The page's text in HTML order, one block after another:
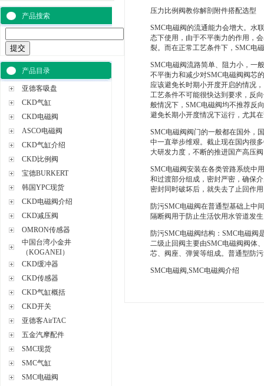
产品搜索
产品目录
亚德客吸盘
CKD气缸
CKD电磁阀
ASCO电磁阀
CKD气缸介绍
CKD比例阀
宝德BURKERT
韩国YPC现货
CKD电磁阀介绍
CKD减压阀
OMRON传感器
中国台湾小金井
（KOGANEI）
CKD缓冲器
CKD传感器
CKD气缸概括
CKD开关
亚德客AirTAC
五金汽摩配件
SMC现货
SMC气缸
SMC电磁阀
压力比例阀教你解剖附件搭配选型
SMC电磁阀的流通能力会增大。水
态下使用，由于不平衡力的作用，
裂。而在正常工艺条件下，SMC电
SMC电磁阀流路简单、阻力小，一
不平衡力和减少对SMC电磁阀阀芯
应该避免长时期小开度开启的情况
工艺条件不可能很快达到要求，反
般情况下，SMC电磁阀均不推荐反
避免长期小开度情况下运行，尤其
SMC电磁阀阀门的一般都在国外，
中一直举步维艰。截止现在国内很
大研发力度，不断的推进国产高压
SMC电磁阀安装在各类管路系统中
和过渡部分组成，密封严密，确保
密封同时破坏后，就失去了止回作
防污SMC电磁阀在普通型基础上中
隔断阀用于防止生活饮用水管道发
防污SMC电磁阀结构：SMC电磁阀
二级止回阀主要由SMC电磁阀阀体
芯、阀座、弹簧等组成。普通型防
SMC电磁阀,SMC电磁阀介绍